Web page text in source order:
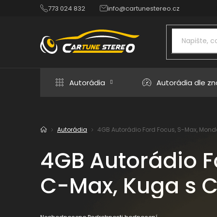
773 024 832 info@cartunestereo.cz
Autorádia Autorádia dle
DomůAutorádia 4GB Autorádio Ford Focus, S-Max,
4GB Autorádio
C-Max, Kuga s